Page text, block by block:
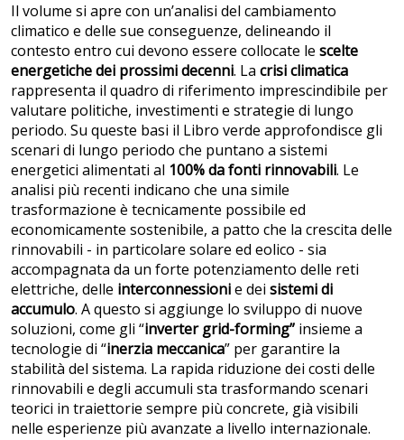
Il volume si apre con un’analisi del cambiamento
climatico e delle sue conseguenze, delineando il
contesto entro cui devono essere collocate le scelte
energetiche dei prossimi decenni. La crisi climatica
rappresenta il quadro di riferimento imprescindibile per
valutare politiche, investimenti e strategie di lungo
periodo. Su queste basi il Libro verde approfondisce gli
scenari di lungo periodo che puntano a sistemi
energetici alimentati al 100% da fonti rinnovabili. Le
analisi più recenti indicano che una simile
trasformazione è tecnicamente possibile ed
economicamente sostenibile, a patto che la crescita delle
rinnovabili - in particolare solare ed eolico - sia
accompagnata da un forte potenziamento delle reti
elettriche, delle interconnessionie dei sistemi di
accumulo. A questo si aggiunge lo sviluppo di nuove
soluzioni, come gli “inverter grid-forming” insieme a
tecnologie di “inerzia meccanica” per garantire la
stabilità del sistema. La rapida riduzione dei costi delle
rinnovabili e degli accumuli sta trasformando scenari
teorici in traiettorie sempre più concrete, già visibili
nelle esperienze più avanzate a livello internazionale.